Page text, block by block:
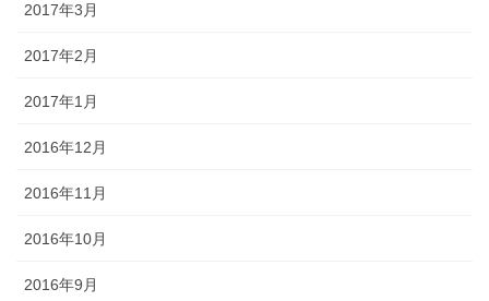
2017年3月
2017年2月
2017年1月
2016年12月
2016年11月
2016年10月
2016年9月